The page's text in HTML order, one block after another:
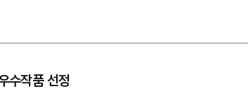
수작품 선정